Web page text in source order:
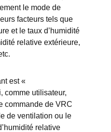
le mode de
facteurs tels que
et le taux d’humidité
relative extérieure,
est «
comme utilisateur,
commande de VRC
de ventilation ou le
relative